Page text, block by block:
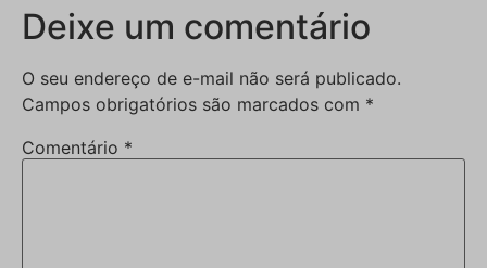
Deixe um comentário
O seu endereço de e-mail não será publicado.
Campos obrigatórios são marcados com *
Comentário *